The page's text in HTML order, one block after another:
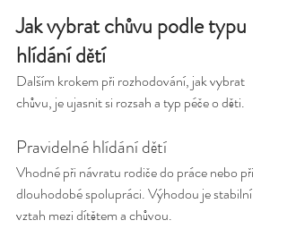
Jak vybrat chůvu podle typu
hlídání dětí
Dalším krokem při rozhodování, jak vybrat
chůvu, je ujasnit si rozsah a typ péče o děti.
Pravidelné hlídání dětí
Vhodné při návratu rodiče do práce nebo při
dlouhodobé spolupráci. Výhodou je stabilní
vztah mezi dítětem a chůvou.